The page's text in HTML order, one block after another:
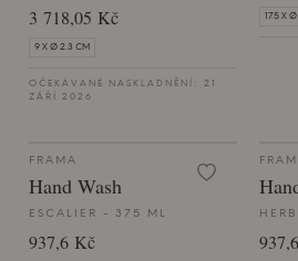
3 718,05 Kč
9 X Ø 2.3 CM
OČEKÁVANÉ NASKLADNĚNÍ: 21.
ZÁŘÍ 2026
17.5 X
FRAMA
Hand Wash
ESCALIER - 375 ML
937,6 Kč